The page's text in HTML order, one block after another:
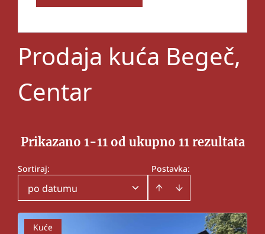
Prodaja kuća Begeč,
Centar
Prikazano 1-11 od ukupno 11 rezultata
Postavka:
Sortiraj:
po datumu
Kuće